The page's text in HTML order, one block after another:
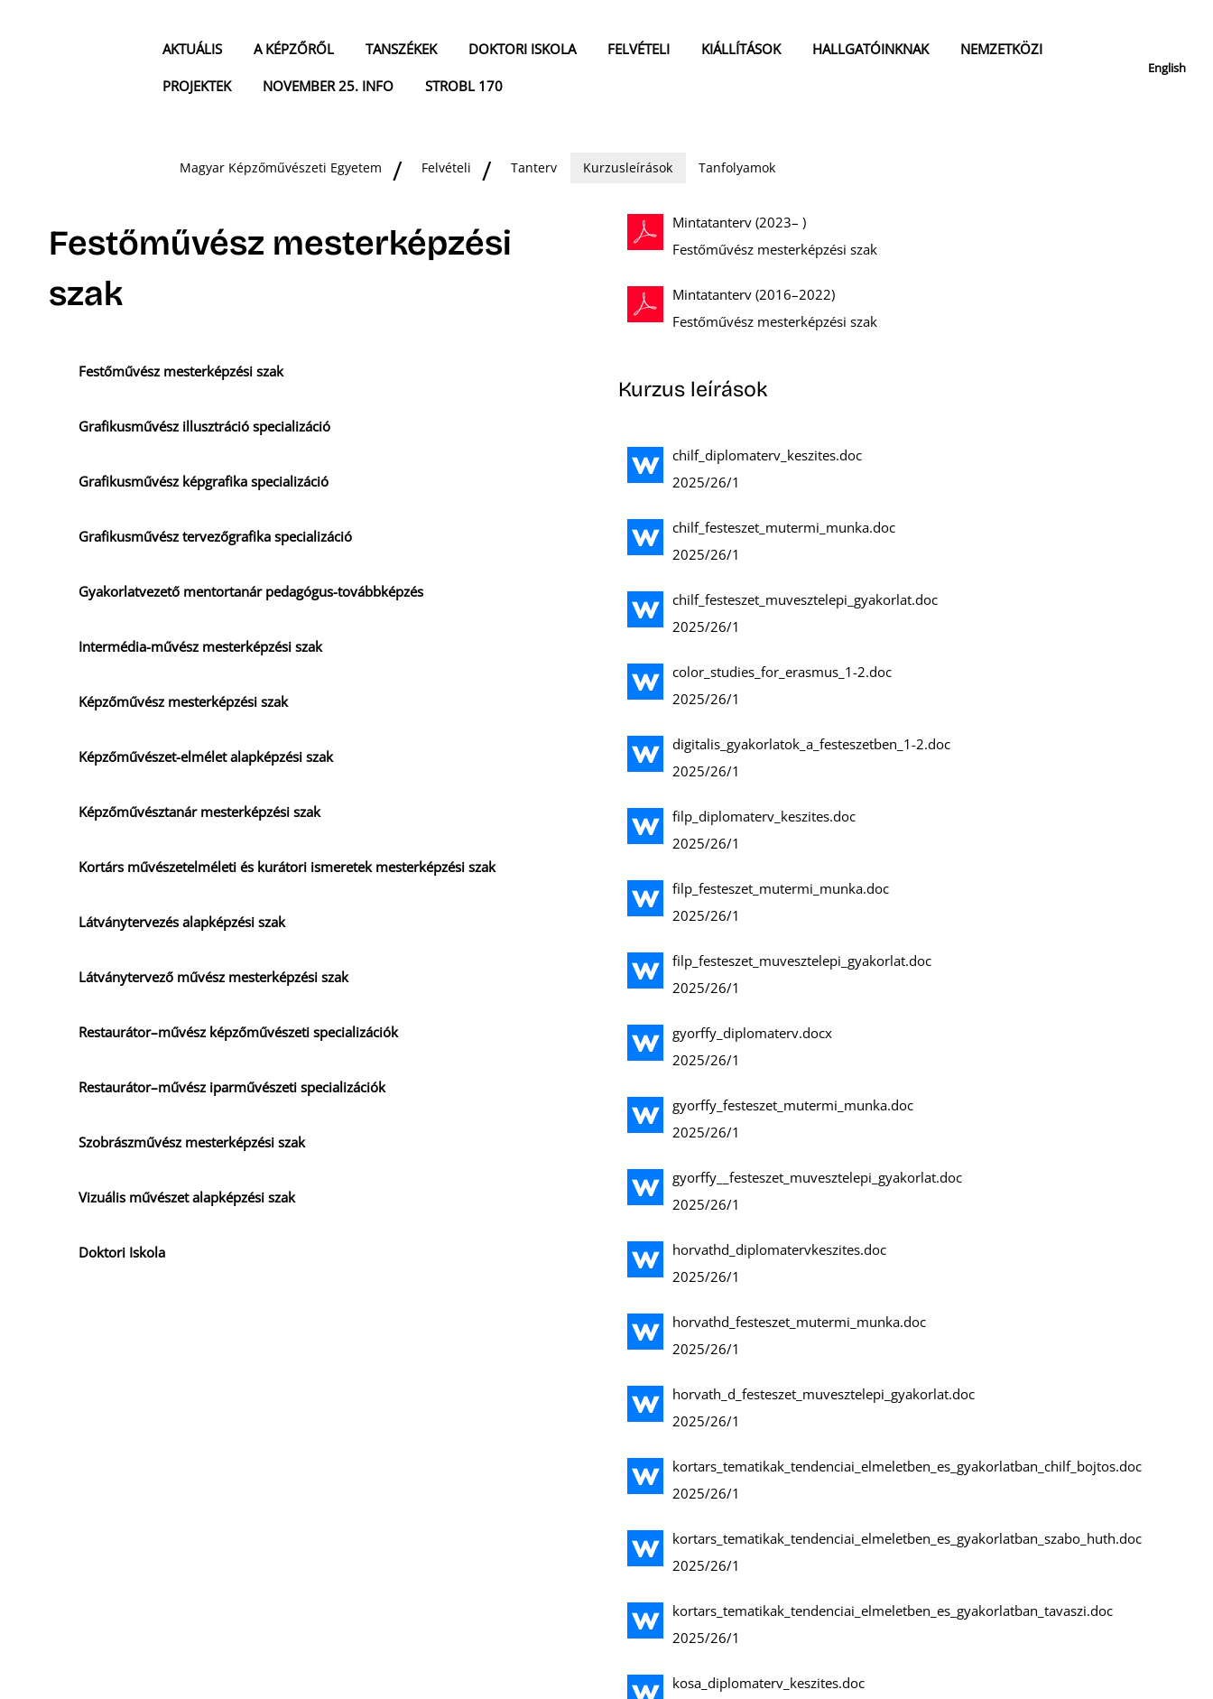
AKTUÁLIS A KÉPZŐRŐL TANSZÉKEK DOKTORI ISKOLA FELVÉTELI KIÁLLÍTÁSOK HALLGATÓINKNAK
NEMZETKÖZI
PROJEKTEK
NOVEMBER 25. INFO STROBL 170
English
Magyar Képzőművészeti Egyetem Felvételi Tanterv Kurzusleírások Tanfolyamok
Festőművész mesterképzési
szak
Festőművész mesterképzési szak
Grafikusművész illusztráció specializáció
Grafikusművész képgrafika specializáció
Grafikusművész tervezőgrafika specializáció
Gyakorlatvezető mentortanár pedagógus-továbbképzés
Intermédia-művész mesterképzési szak
Képzőművész mesterképzési szak
Képzőművészet-elmélet alapképzési szak
Képzőművésztanár mesterképzési szak
Kortárs művészetelméleti és kurátori ismeretek mesterképzési szak
Látványtervezés alapképzési szak
Látványtervező művész mesterképzési szak
Restaurátor–művész képzőművészeti specializációk
Restaurátor–művész iparművészeti specializációk
Szobrászművész mesterképzési szak
Vizuális művészet alapképzési szak
Doktori Iskola
Mintatanterv (2023– )
Festőművész mesterképzési szak
Mintatanterv (2016–2022)
Festőművész mesterképzési szak
Kurzus leírások
chilf_diplomaterv_keszites.doc
2025/26/1
chilf_festeszet_mutermi_munka.doc
2025/26/1
chilf_festeszet_muvesztelepi_gyakorlat.doc
2025/26/1
color_studies_for_erasmus_1-2.doc
2025/26/1
digitalis_gyakorlatok_a_festeszetben_1-2.doc
2025/26/1
filp_diplomaterv_keszites.doc
2025/26/1
filp_festeszet_mutermi_munka.doc
2025/26/1
filp_festeszet_muvesztelepi_gyakorlat.doc
2025/26/1
gyorffy_diplomaterv.docx
2025/26/1
gyorffy_festeszet_mutermi_munka.doc
2025/26/1
gyorffy__festeszet_muvesztelepi_gyakorlat.doc
2025/26/1
horvathd_diplomatervkeszites.doc
2025/26/1
horvathd_festeszet_mutermi_munka.doc
2025/26/1
horvath_d_festeszet_muvesztelepi_gyakorlat.doc
2025/26/1
kortars_tematikak_tendenciai_elmeletben_es_gyakorlatban_chilf_bojtos.doc
2025/26/1
kortars_tematikak_tendenciai_elmeletben_es_gyakorlatban_szabo_huth.doc
2025/26/1
kortars_tematikak_tendenciai_elmeletben_es_gyakorlatban_tavaszi.doc
2025/26/1
kosa_diplomaterv_keszites.doc